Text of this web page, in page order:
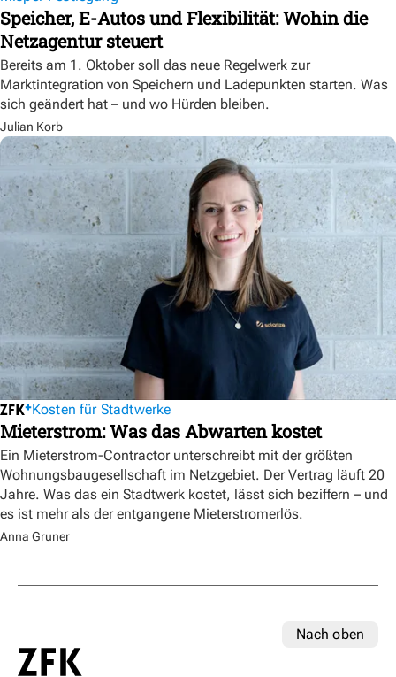
Speicher, E-Autos und Flexibilität: Wohin die
Netzagentur steuert
Bereits am 1. Oktober soll das neue Regelwerk zur
Marktintegration von Speichern und Ladepunkten starten. Was
sich geändert hat – und wo Hürden bleiben.
Julian Korb
Kosten für Stadtwerke
Mieterstrom: Was das Abwarten kostet
Ein Mieterstrom-Contractor unterschreibt mit der größten
Wohnungsbaugesellschaft im Netzgebiet. Der Vertrag läuft 20
Jahre. Was das ein Stadtwerk kostet, lässt sich beziffern – und
es ist mehr als der entgangene Mieterstromerlös.
Anna Gruner
Nach oben